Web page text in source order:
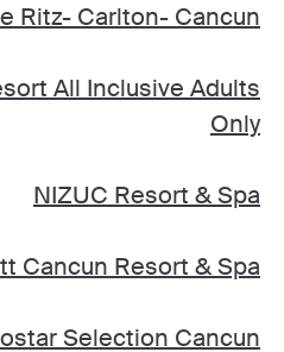
Ritz- Carlton- Cancun
All Inclusive Adults
Only
NIZUC Resort & Spa
Cancun Resort & Spa
Selection Cancun